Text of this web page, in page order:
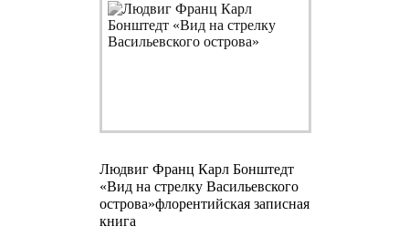
Людвиг Франц Карл Бонштедт
«Вид на стрелку Васильевского
острова»флорентийская записная
книга